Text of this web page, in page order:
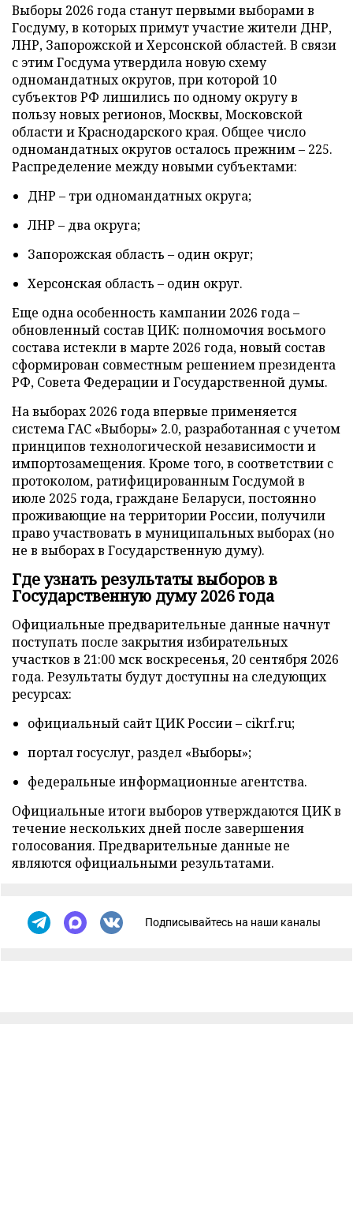
Выборы 2026 года станут первыми выборами в
Госдуму, в которых примут участие жители ДНР,
ЛНР, Запорожской и Херсонской областей. В связи
с этим Госдума утвердила новую схему
одномандатных округов, при которой 10
субъектов РФ лишились по одному округу в
пользу новых регионов, Москвы, Московской
области и Краснодарского края. Общее число
одномандатных округов осталось прежним – 225.
Распределение между новыми субъектами:
ДНР – три одномандатных округа;
ЛНР – два округа;
Запорожская область – один округ;
Херсонская область – один округ.
Еще одна особенность кампании 2026 года –
обновленный состав ЦИК: полномочия восьмого
состава истекли в марте 2026 года, новый состав
сформирован совместным решением президента
РФ, Совета Федерации и Государственной думы.
На выборах 2026 года впервые применяется
система ГАС «Выборы» 2.0, разработанная с учетом
принципов технологической независимости и
импортозамещения. Кроме того, в соответствии с
протоколом, ратифицированным Госдумой в
июле 2025 года, граждане Беларуси, постоянно
проживающие на территории России, получили
право участвовать в муниципальных выборах (но
не в выборах в Государственную думу).
Где узнать результаты выборов в
Государственную думу 2026 года
Официальные предварительные данные начнут
поступать после закрытия избирательных
участков в 21:00 мск воскресенья, 20 сентября 2026
года. Результаты будут доступны на следующих
ресурсах:
официальный сайт ЦИК России – cikrf.ru;
портал госуслуг, раздел «Выборы»;
федеральные информационные агентства.
Официальные итоги выборов утверждаются ЦИК в
течение нескольких дней после завершения
голосования. Предварительные данные не
являются официальными результатами.
Подписывайтесь на наши каналы